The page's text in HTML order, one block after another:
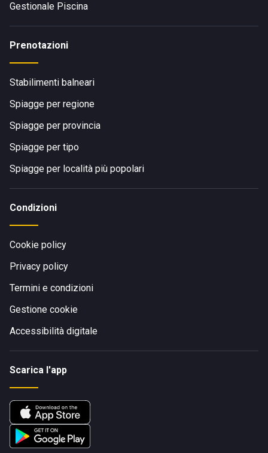
Gestionale Piscina
Prenotazioni
Stabilimenti balneari
Spiagge per regione
Spiagge per provincia
Spiagge per tipo
Spiagge per località più popolari
Condizioni
Cookie policy
Privacy policy
Termini e condizioni
Gestione cookie
Accessibilità digitale
Scarica l'app